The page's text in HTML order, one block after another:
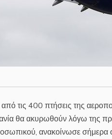
τις 400 πτήσεις της
θα ακυρωθούν λόγω της
ανακοίνωσε σήμερα